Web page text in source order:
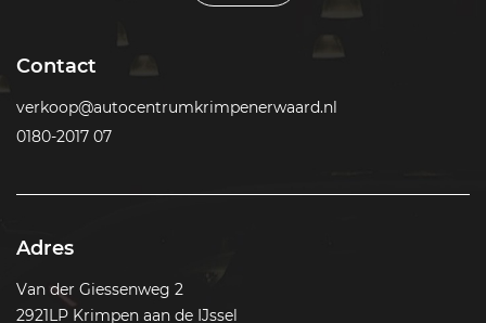
Contact
verkoop@autocentrumkrimpenerwaard.nl
0180-2017 07
Adres
Van der Giessenweg 2
2921LP Krimpen aan de IJssel